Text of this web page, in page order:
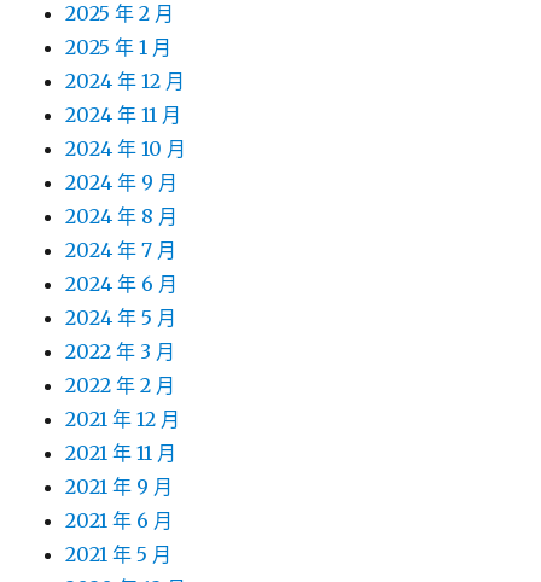
2025 年 2 月
2025 年 1 月
2024 年 12 月
2024 年 11 月
2024 年 10 月
2024 年 9 月
2024 年 8 月
2024 年 7 月
2024 年 6 月
2024 年 5 月
2022 年 3 月
2022 年 2 月
2021 年 12 月
2021 年 11 月
2021 年 9 月
2021 年 6 月
2021 年 5 月